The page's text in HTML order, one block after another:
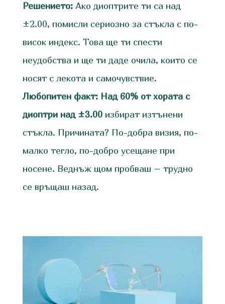
Решението:Ако диоптрите ти са над
±2.00, помисли сериозно за стъкла с по-
висок индекс. Това ще ти спести
неудобства и ще ти даде очила, които се
носят с лекота и самочувствие.
Любопитен факт: Над 60% от хората с
диоптри над ±3.00избират изтънени
стъкла. Причината? По-добра визия, по-
малко тегло, по-добро усещане при
носене. Веднъж щом пробваш – трудно
се връщаш назад.